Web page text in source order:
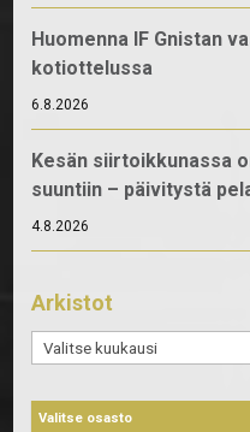
Huomenna IF Gnistan
kotiottelussa
6.8.2026
Kesän siirtoikkunassa
suuntiin – päivitystä
4.8.2026
Arkistot
Arkistot